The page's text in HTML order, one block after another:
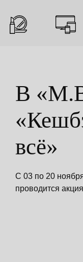
В
всё»
С 03 по 20
проводится